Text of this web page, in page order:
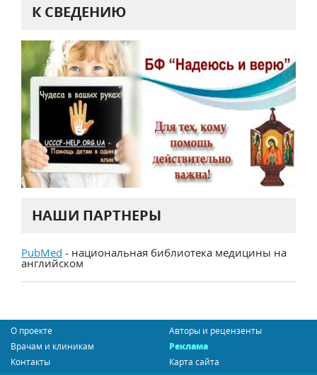
К СВЕДЕНИЮ
НАШИ ПАРТНЕРЫ
PubMed - национальная библиотека медицины на
английском
О проекте
Авторы и рецензенты
Врачам и клиникам
Реклама
Контакты
Карта сайта